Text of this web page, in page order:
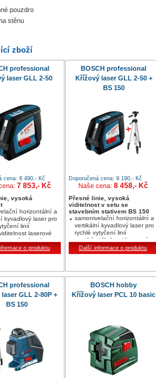
pouzdro
stěnu
zboží
professional
laser GLL 2-50
cena: 8 490,- Kč
7 853,- Kč
vysoká
horizontální a
kyvadlový laser pro
linií
laserové
dosahem
přesnost ±3 mm
o produktu
BOSCH professional
Křížový laser GLL 2-50 +
BS 150
Doporučená cena: 9 190,- Kč
Naše cena: 8 458,- Kč
Přesné linie, vysoká
viditelnost v setu se
stavebním stativem BS 150
samonivelační horizontální a
vertikální kyvadlový laser pro
rychlé vytyčení linií
vysoká viditelnost laserové
čáry s pracovním dosahem
20 m
Další informace o produktu
professional
laser GLL 2-80P +
BS 150
BOSCH hobby
Křížový laser PCL 10 basic